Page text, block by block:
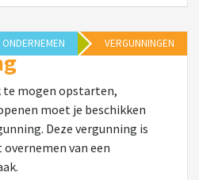
ONDERNEMEN VERGUNNINGEN
te mogen opstarten,
moet je beschikken
Deze vergunning is
van een